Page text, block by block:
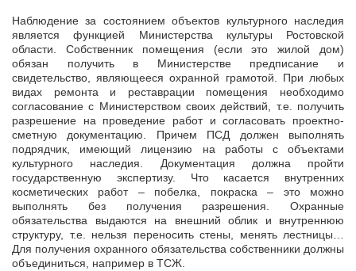
Наблюдение за состоянием объектов культурного наследия
является функцией Министерства культуры Ростовской
области. Собственник помещения (если это жилой дом)
обязан получить в Министерстве предписание и
свидетельство, являющееся охранной грамотой. При любых
видах ремонта и реставрации помещения необходимо
согласование с Министерством своих действий, т.е. получить
разрешение на проведение работ и согласовать проектно-
сметную документацию. Причем ПСД должен выполнять
подрядчик, имеющий лицензию на работы с объектами
культурного наследия. Документация должна пройти
государственную экспертизу. Что касается внутренних
косметических работ – побелка, покраска – это можно
выполнять без получения разрешения. Охранные
обязательства выдаются на внешний облик и внутреннюю
структуру, т.е. нельзя переносить стены, менять лестницы…
Для получения охранного обязательства собственники должны
объединиться, например в ТСЖ.